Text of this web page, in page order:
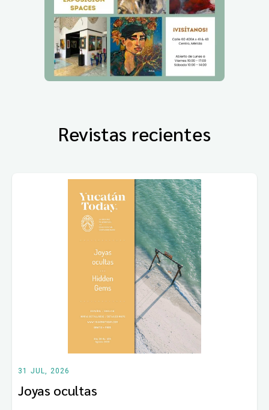
Revistas recientes
31 JUL, 2026
Joyas ocultas